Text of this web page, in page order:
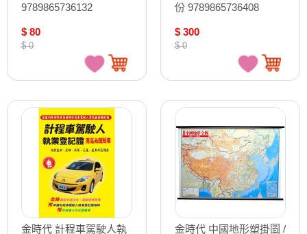
9789865736132
$ 80
$ 0
份 9789865736408
$ 300
$ 0
金時代 計程車駕駛人執
金時代 中國地形塑掛圖 /